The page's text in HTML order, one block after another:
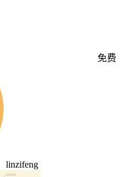
linzifeng
免费